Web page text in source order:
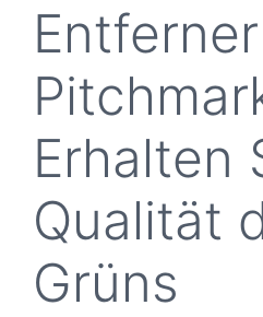
Erhalten
Qualität
Grüns